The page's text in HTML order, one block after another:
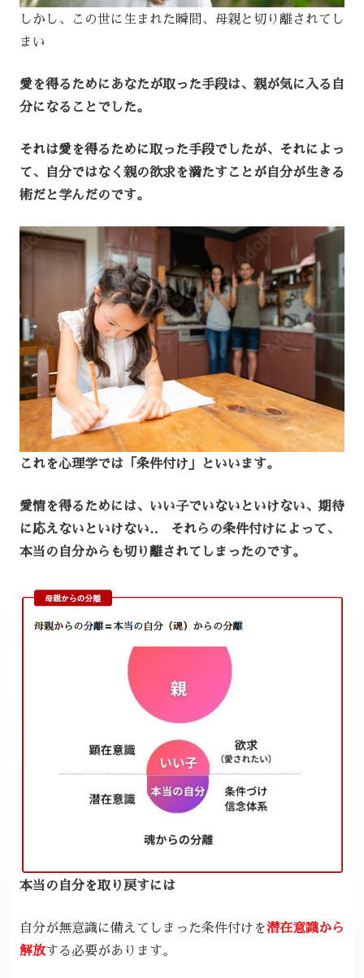
しかし、この世に生まれた瞬間、母親と切り離されてし
まい
愛を得るためにあなたが取った手段は、親が気に入る自
分になることでした。
それは愛を得るために取った手段でしたが、それによっ
て、自分ではなく親の欲求を満たすことが自分が生きる
術だと学んだのです。
これを心理学では「条件付け」 といいます。
愛情を得るためには、いい子でいないといけない、期待
に応えないといけない‥
それらの条件付けによって、
本当の自分からも切り離されてしまったのです。
本当の自分を取り戻すには
自分が無意識に備えてしまった条件付けを潜在意識から
解放する必要があります。